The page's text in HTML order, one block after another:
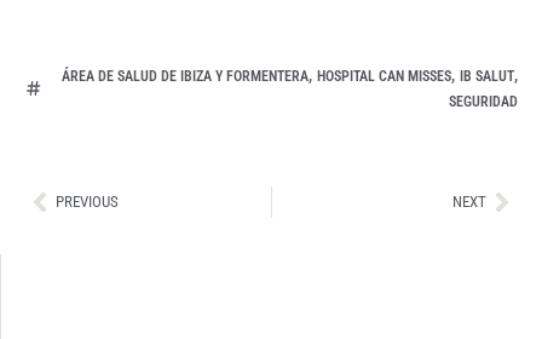
ÁREA DE SALUD DE IBIZA Y FORMENTERA, HOSPITAL CAN MISSES, IB SALUT,
SEGURIDAD
AntPREVIOUS NEXT